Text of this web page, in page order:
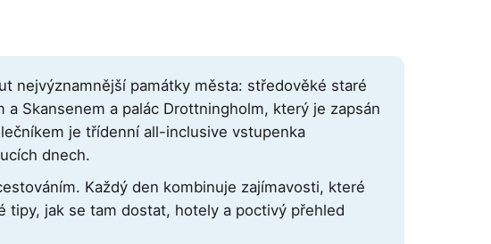
nejvýznamnější památky města: středověké staré
Skansenem a palác Drottningholm, který je zapsán
je třídenní all-inclusive vstupenka
dnech.
Každý den kombinuje zajímavosti, které
jak se tam dostat, hotely a poctivý přehled